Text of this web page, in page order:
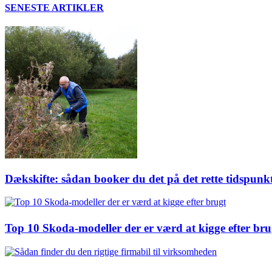
SENESTE ARTIKLER
Dækskifte: sådan booker du det på det rette
Top 10 Skoda-modeller der er værd at kigge efter